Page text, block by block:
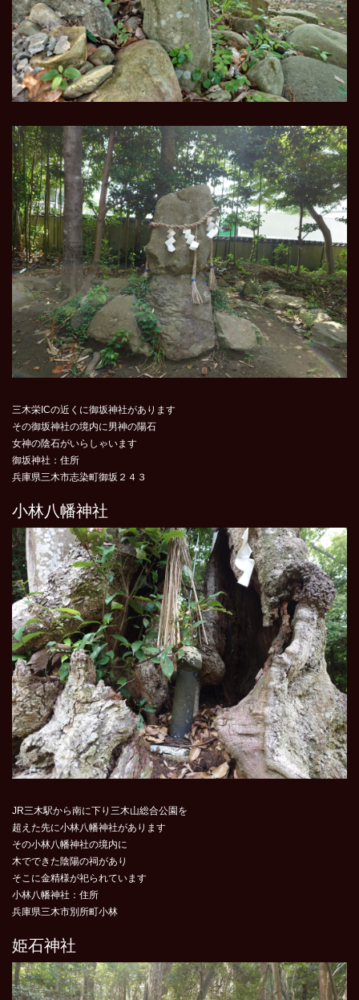
三木栄ICの近くに御坂神社があります
その御坂神社の境内に男神の陽石
女神の陰石がいらしゃいます
御坂神社：住所
兵庫県三木市志染町御坂２４３
小林八幡神社
JR三木駅から南に下り三木山総合公園を
超えた先に小林八幡神社があります
その小林八幡神社の境内に
木でできた陰陽の祠があり
そこに金精様が祀られています
小林八幡神社：住所
兵庫県三木市別所町小林
姫石神社